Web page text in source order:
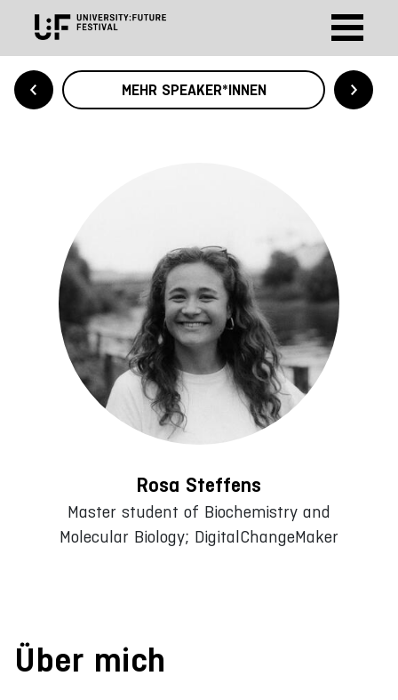
MEHR SPEAKER*INNEN
Rosa Steffens
Master student of Biochemistry and
Molecular Biology; DigitalChangeMaker
Über mich